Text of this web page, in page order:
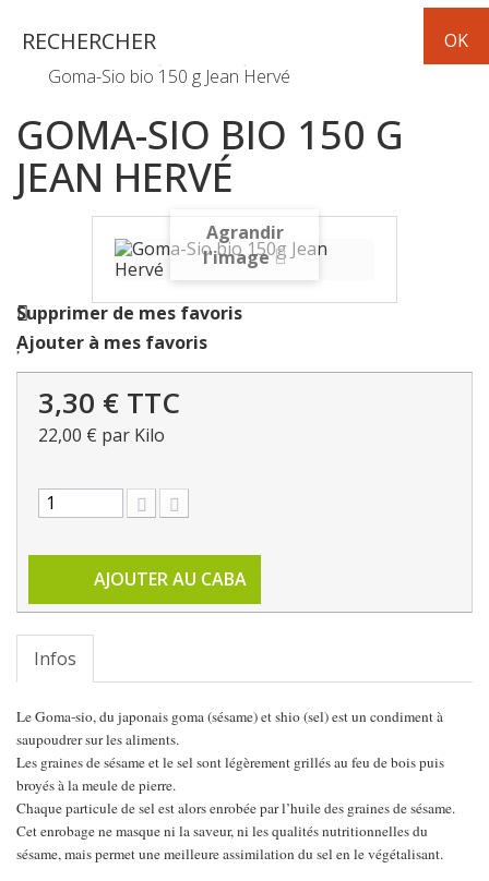
Goma-Sio bio 150 g Jean Hervé
GOMA-SIO BIO 150 G
JEAN HERVÉ
Agrandir
l'image
Supprimer de mes favoris
Ajouter à mes favoris
3,30 € TTC
22,00 € par Kilo
AJOUTER AU CABA
Infos
Le Goma-sio, du japonais goma (sésame) et shio (sel) est un condiment à
saupoudrer sur les aliments.
Les graines de sésame et le sel sont légèrement grillés au feu de bois puis
broyés à la meule de pierre.
Chaque particule de sel est alors enrobée par l’huile des graines de sésame.
Cet enrobage ne masque ni la saveur, ni les qualités nutritionnelles du
sésame, mais permet une meilleure assimilation du sel en le végétalisant.